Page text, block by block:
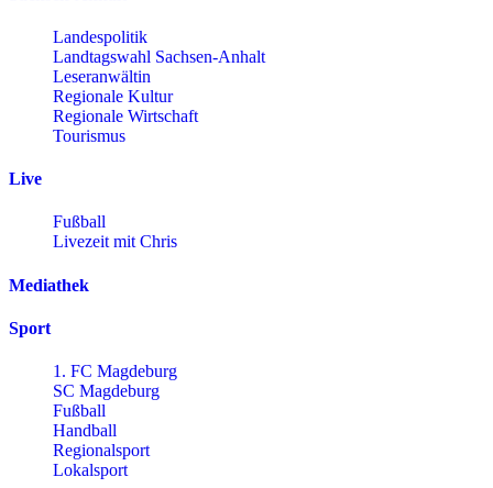
Landespolitik
Landtagswahl Sachsen-Anhalt
Leseranwältin
Regionale Kultur
Regionale Wirtschaft
Tourismus
Live
Fußball
Livezeit mit Chris
Mediathek
Sport
1. FC Magdeburg
SC Magdeburg
Fußball
Handball
Regionalsport
Lokalsport